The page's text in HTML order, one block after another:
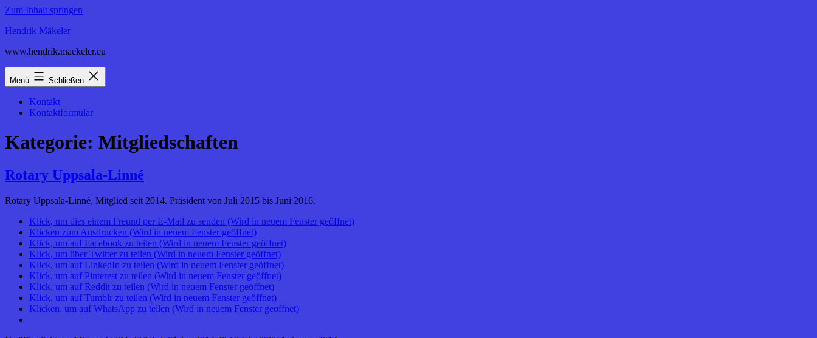
Zum Inhalt springen
Hendrik Mäkeler
www.hendrik.maekeler.eu
Menü Schließen
Kontakt
Kontaktformular
Kategorie: Mitgliedschaften
Rotary Uppsala-Linné
Rotary Uppsala-Linné, Mitglied seit 2014. Präsident von Juli 2015 bis Juni 2016.
Klick, um dies einem Freund per E-Mail zu senden (Wird in neuem Fenster geöffnet)
Klicken zum Ausdrucken (Wird in neuem Fenster geöffnet)
Klick, um auf Facebook zu teilen (Wird in neuem Fenster geöffnet)
Klick, um über Twitter zu teilen (Wird in neuem Fenster geöffnet)
Klick, um auf LinkedIn zu teilen (Wird in neuem Fenster geöffnet)
Klick, um auf Pinterest zu teilen (Wird in neuem Fenster geöffnet)
Klick, um auf Reddit zu teilen (Wird in neuem Fenster geöffnet)
Klick, um auf Tumblr zu teilen (Wird in neuem Fenster geöffnet)
Klicken, um auf WhatsApp zu teilen (Wird in neuem Fenster geöffnet)